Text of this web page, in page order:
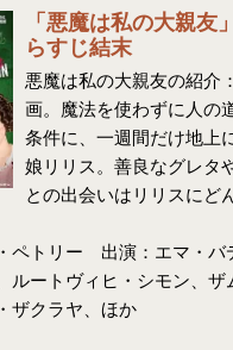
「悪魔は私の大親友
らすじ結末
悪魔は私の大親友の紹介
画。魔法を使わずに人の
条件に、一週間だけ地上
娘リリス。善良なグレタ
との出会いはリリスにど
ペトリー 出演：エマ・バ
ルートヴィヒ・シモン、ザ
ザクラヤ、ほか